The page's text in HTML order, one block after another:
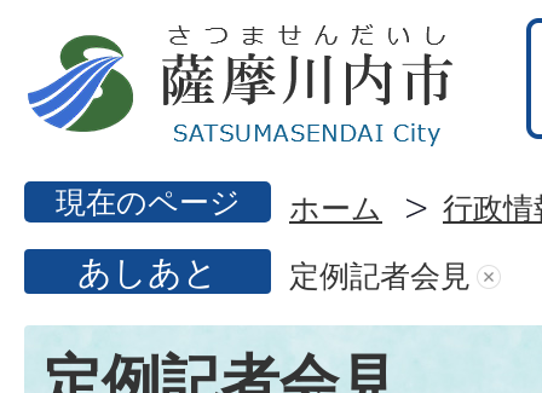
現在のページ ホーム 行政情
あしあと 定例記者会見